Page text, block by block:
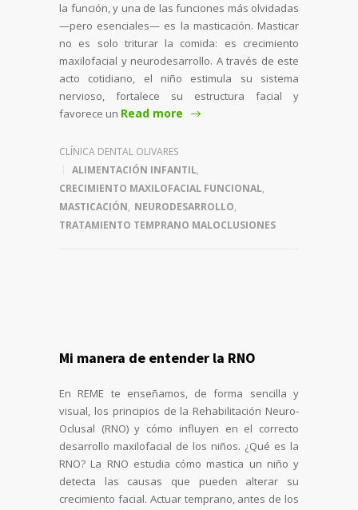
la función, y una de las funciones más olvidadas
—pero esenciales— es la masticación. Masticar
no es solo triturar la comida: es crecimiento
maxilofacial y neurodesarrollo. A través de este
acto cotidiano, el niño estimula su sistema
nervioso, fortalece su estructura facial y
favorece un Read more
CLÍNICA DENTAL OLIVARES
ALIMENTACIÓN INFANTIL,
CRECIMIENTO MAXILOFACIAL FUNCIONAL,
MASTICACIÓN, NEURODESARROLLO,
TRATAMIENTO TEMPRANO MALOCLUSIONES
Mi manera de entender la RNO
En REME te enseñamos, de forma sencilla y
visual, los principios de la Rehabilitación Neuro-
Oclusal (RNO) y cómo influyen en el correcto
desarrollo maxilofacial de los niños. ¿Qué es la
RNO? La RNO estudia cómo mastica un niño y
detecta las causas que pueden alterar su
crecimiento facial. Actuar temprano, antes de los